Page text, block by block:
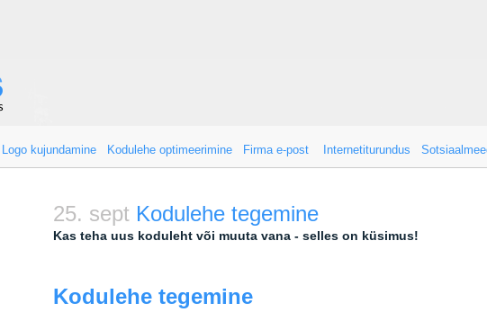
Logo kujundamine Kodulehe optimeerimine Firma e-post Internetiturundus
25. sept Kodulehe tegemine
Kas teha uus koduleht või muuta vana - selles on küsimus!
Kodulehe tegemine